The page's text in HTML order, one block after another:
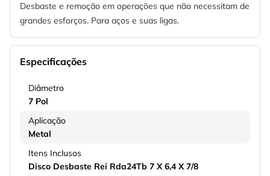
Desbaste e remoção em operações que não necessitam de
grandes esforços. Para aços e suas ligas.
Especificações
Diâmetro
7 Pol
Aplicação
Metal
Itens Inclusos
Disco Desbaste Rei Rda24Tb 7 X 6,4 X 7/8